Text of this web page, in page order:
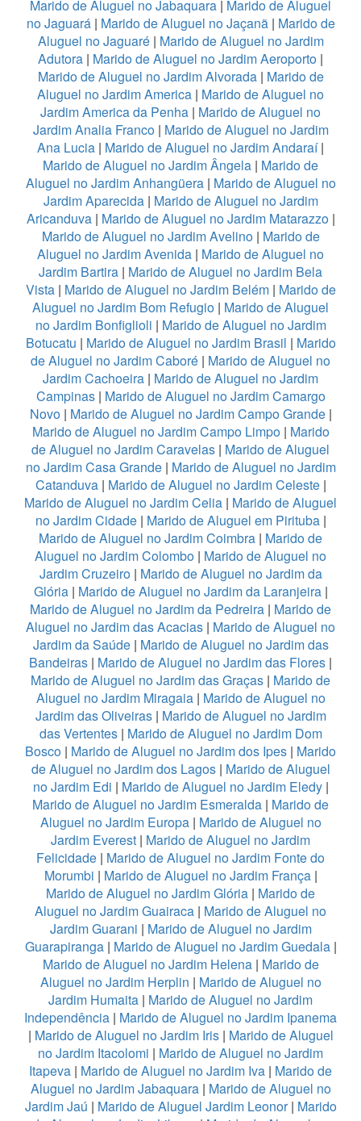
Marido de Aluguel no Jabaquara | Marido de Aluguel
no Jaguará| Marido de Aluguel no Jaçanã| Marido de
Aluguel no Jaguaré| Marido de Aluguel no Jardim
Adutora | Marido de Aluguel no Jardim Aeroporto |
Marido de Aluguel no Jardim Alvorada| Marido de
Aluguel no Jardim America | Marido de Aluguel no
Jardim America da Penha | Marido de Aluguel no
Jardim Analia Franco| Marido de Aluguel no Jardim
Ana Lucia | Marido de Aluguel no Jardim Andaraí|
Marido de Aluguel no Jardim Ângela | Marido de
Aluguel no Jardim Anhangüera| Marido de Aluguel no
Jardim Aparecida| Marido de Aluguel no Jardim
Aricanduva| Marido de Aluguel no Jardim Matarazzo|
Marido de Aluguel no Jardim Avelino| Marido de
Aluguel no Jardim Avenida | Marido de Aluguel no
Jardim Bartira | Marido de Aluguel no Jardim Bela
Vista| Marido de Aluguel no Jardim Belém| Marido de
Aluguel no Jardim Bom Refugio | Marido de Aluguel
no Jardim Bonfiglioli | Marido de Aluguel no Jardim
Botucatu | Marido de Aluguel no Jardim Brasil | Marido
de Aluguel no Jardim Caboré | Marido de Aluguel no
Jardim Cachoeira | Marido de Aluguel no Jardim
Campinas| Marido de Aluguel no Jardim Camargo
Novo| Marido de Aluguel no Jardim Campo Grande|
Marido de Aluguel no Jardim Campo Limpo| Marido
de Aluguel no Jardim Caravelas | Marido de Aluguel
no Jardim Casa Grande| Marido de Aluguel no Jardim
Catanduva| Marido de Aluguel no Jardim Celeste|
Marido de Aluguel no Jardim Celia | Marido de Aluguel
no Jardim Cidade| Marido de Aluguel em Pirituba|
Marido de Aluguel no Jardim Coimbra | Marido de
Aluguel no Jardim Colombo | Marido de Aluguel no
Jardim Cruzeiro| Marido de Aluguel no Jardim da
Glória| Marido de Aluguel no Jardim da Laranjeira|
Marido de Aluguel no Jardim da Pedreira | Marido de
Aluguel no Jardim das Acacias | Marido de Aluguel no
Jardim da Saúde| Marido de Aluguel no Jardim das
Bandeiras | Marido de Aluguel no Jardim das Flores |
Marido de Aluguel no Jardim das Graças | Marido de
Aluguel no Jardim Miragaia| Marido de Aluguel no
Jardim das Oliveiras| Marido de Aluguel no Jardim
das Vertentes| Marido de Aluguel no Jardim Dom
Bosco | Marido de Aluguel no Jardim dos Ipes | Marido
de Aluguel no Jardim dos Lagos| Marido de Aluguel
no Jardim Edi | Marido de Aluguel no Jardim Eledy|
Marido de Aluguel no Jardim Esmeralda | Marido de
Aluguel no Jardim Europa| Marido de Aluguel no
Jardim Everest | Marido de Aluguel no Jardim
Felicidade | Marido de Aluguel no Jardim Fonte do
Morumbi | Marido de Aluguel no Jardim França|
Marido de Aluguel no Jardim Glória | Marido de
Aluguel no Jardim Guairaca | Marido de Aluguel no
Jardim Guarani | Marido de Aluguel no Jardim
Guarapiranga| Marido de Aluguel no Jardim Guedala|
Marido de Aluguel no Jardim Helena| Marido de
Aluguel no Jardim Herplin | Marido de Aluguel no
Jardim Humaita | Marido de Aluguel no Jardim
Independência | Marido de Aluguel no Jardim Ipanema
| Marido de Aluguel no Jardim Iris| Marido de Aluguel
no Jardim Itacolomi | Marido de Aluguel no Jardim
Itapeva | Marido de Aluguel no Jardim Iva | Marido de
Aluguel no Jardim Jabaquara| Marido de Aluguel no
Jardim Jaú | Marido de Aluguel Jardim Leonor| Marido